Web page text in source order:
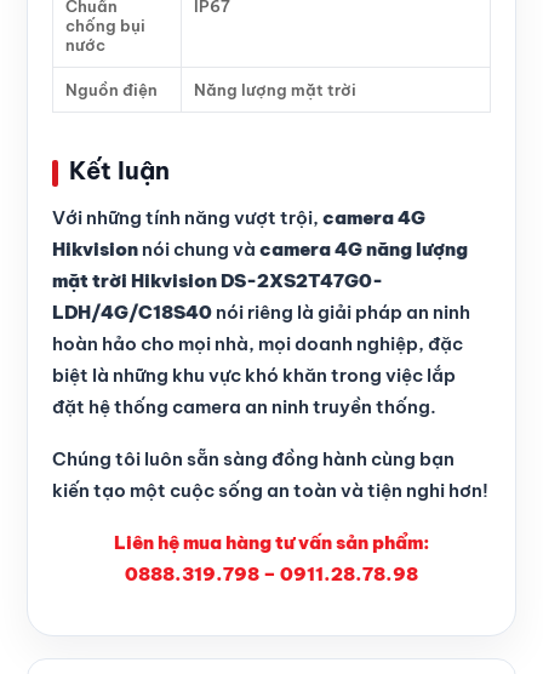
Chuẩn
chống bụi
nước
IP67
Nguồn điện Năng lượng mặt trời
Kết luận
Với những tính năng vượt trội, camera 4G
Hikvision nói chung và camera 4G năng lượng
mặt trời Hikvision DS-2XS2T47G0-
LDH/4G/C18S40 nói riêng là giải pháp an ninh
hoàn hảo cho mọi nhà, mọi doanh nghiệp, đặc
biệt là những khu vực khó khăn trong việc lắp
đặt hệ thống camera an ninh truyền thống.
Chúng tôi luôn sẵn sàng đồng hành cùng bạn
kiến tạo một cuộc sống an toàn và tiện nghi hơn!
Liên hệ mua hàng tư vấn sản phẩm:
0888.319.798 – 0911.28.78.98